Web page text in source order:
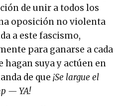
de unir a todos los
oposición no violenta
a este fascismo,
para ganarse a cada
hagan suya y actúen en
de que ¡Se largue el
— YA!